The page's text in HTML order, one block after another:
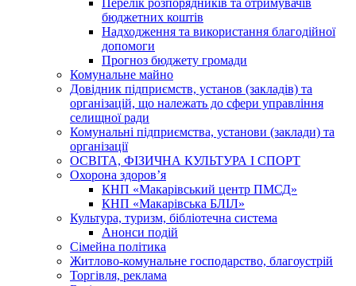
Перелік розпорядників та отримувачів
бюджетних коштів
Надходження та використання благодійної
допомоги
Прогноз бюджету громади
Комунальне майно
Довідник підприємств, установ (закладів) та
організацій, що належать до сфери управління
селищної ради
Комунальні підприємства, установи (заклади) та
організації
ОСВІТА, ФІЗИЧНА КУЛЬТУРА І СПОРТ
Охорона здоров’я
КНП «Макарівський центр ПМСД»
КНП «Макарівська БЛІЛ»
Культура, туризм, бібліотечна система
Анонси подій
Сімейна політика
Житлово-комунальне господарство, благоустрій
Торгівля, реклама